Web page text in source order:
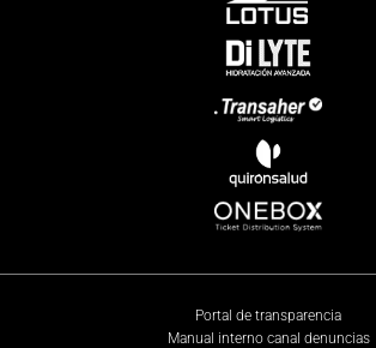
Portal de transparencia
Manual interno canal denuncias